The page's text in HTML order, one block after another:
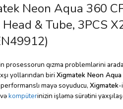
Neon Aqua 360
& Tube, 3PCS
prosessorun qızma problemlərini
yollarından biri Xigmatek Neon
mayə soyuducu, Xigmatek-
kompüterinizin işləmə sürətini